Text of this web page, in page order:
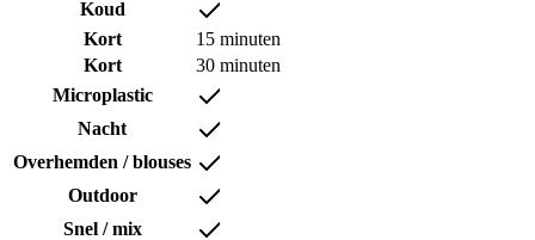
Koud
Kort
15 minuten
Kort
30 minuten
Microplastic
Nacht
Overhemden / blouses
Outdoor
Snel / mix